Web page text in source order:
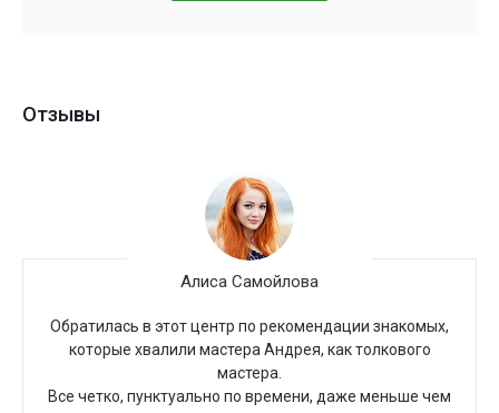
Отзывы
Алиса Самойлова
Обратилась в этот центр по рекомендации знакомых,
которые хвалили мастера Андрея, как толкового
мастера.
Все четко, пунктуально по времени, даже меньше чем